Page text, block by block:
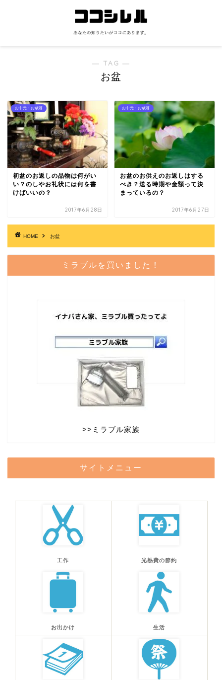
― TAG ―
お盆
お中元・お歳暮
初盆のお返しの品物は何がい
い？のしやお礼状には何を書
けばいいの？
2017年6月28日
お中元・お歳暮
お盆のお供えのお返しはする
べき？送る時期や金額って決
まっているの？
2017年6月27日
HOME お盆
ミラブルを買いました！
>> ミラブル家族
サイトメニュー
工作 光熱費の節約
お出かけ 生活